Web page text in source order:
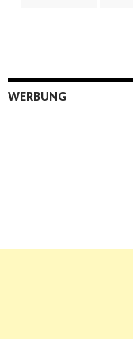
WERBUNG